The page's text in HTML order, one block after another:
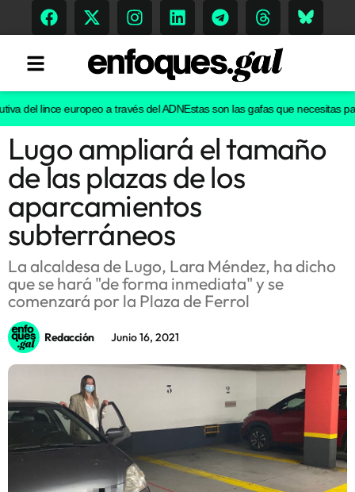
Tendencias
Memoria Histórica
Gastronomía
Escenarios
Sostenibilidad
del lince europeo a través del ADNEstas son las gafas que necesitas
Lugo ampliará el tamaño
de las plazas de los
aparcamientos
subterráneos
La alcaldesa de Lugo, Lara Méndez, ha dicho
que se hará "de forma inmediata" y se
comenzará por la Plaza de Ferrol
Redacción Junio 16, 2021